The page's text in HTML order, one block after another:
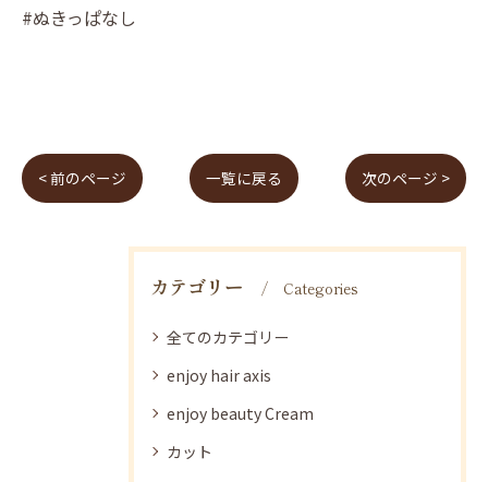
#ぬきっぱなし
< 前のページ 一覧に戻る 次のページ >
カテゴリー Categories
全てのカテゴリー
enjoy hair axis
enjoy beauty Cream
カット